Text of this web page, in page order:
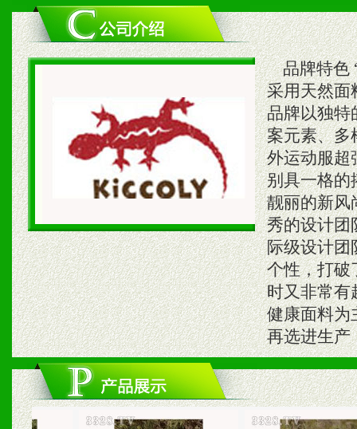
品牌特色
采用天然面
品牌以独特
案元素、多
外运动服超
别具一格的
靓丽的新风
秀的设计团
际级设计团
个性，打破
时又非常有
健康面料为
再选进生产